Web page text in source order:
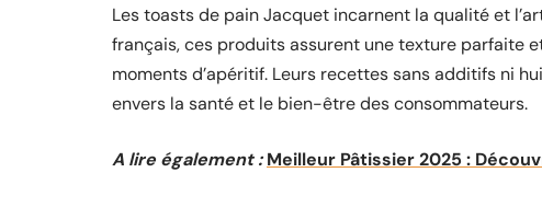
Les toasts de pain Jacquet incarnent la qualité et
français, ces produits assurent une texture parfaite
moments d’apéritif. Leurs recettes sans additifs ni
envers la santé et le bien-être des consommateurs.
A lire également : Meilleur Pâtissier 2025 :